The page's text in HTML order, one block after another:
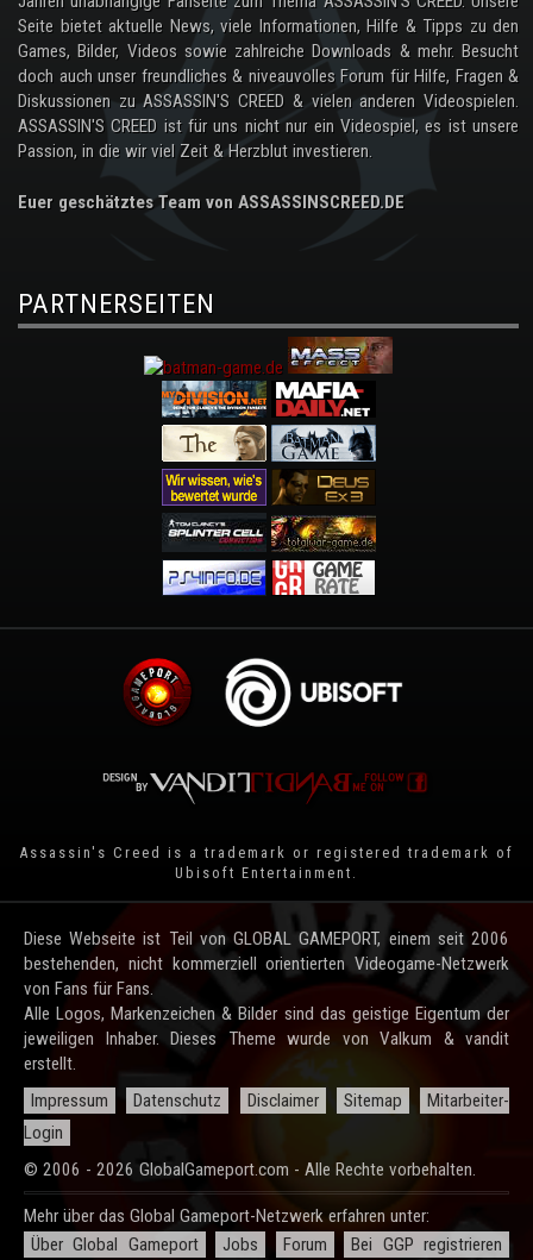
Seite bietet aktuelle News, viele Informationen, Hilfe & Tipps zu den
Games, Bilder, Videos sowie zahlreiche Downloads & mehr. Besucht
doch auch unser freundliches & niveauvolles Forum für Hilfe, Fragen &
Diskussionen zu ASSASSIN'S CREED & vielen anderen Videospielen.
ASSASSIN'S CREED ist für uns nicht nur ein Videospiel, es ist unsere
Passion, in die wir viel Zeit & Herzblut investieren.
Euer geschätztes Team von ASSASSINSCREED.DE
PARTNERSEITEN
Assassin's Creed is a trademark or registered trademark of
Ubisoft Entertainment
Diese Webseite ist Teil von GLOBAL GAMEPORT, einem seit 2006
bestehenden, nicht kommerziell orientierten Videogame-Netzwerk
von Fans für Fans.
Alle Logos, Markenzeichen & Bilder sind das geistige Eigentum der
jeweiligen Inhaber. Dieses Theme wurde von Valkum & vandit
erstellt.
Impressum
Datenschutz Disclaimer Sitemap
Mitarbeiter-
Login
© 2006 - 2026 GlobalGameport.com - Alle Rechte vorbehalten.
Mehr über das Global Gameport-Netzwerk erfahren unter:
Über Global Gameport
Jobs Forum Bei GGP registrieren